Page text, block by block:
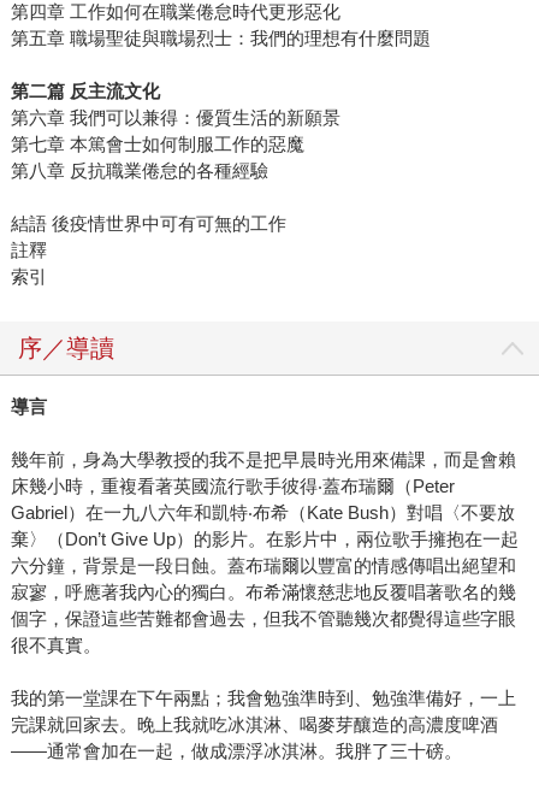
第四章 工作如何在職業倦怠時代更形惡化
第五章 職場聖徒與職場烈士：我們的理想有什麼問題
第二篇 反主流文化
第六章 我們可以兼得：優質生活的新願景
第七章 本篤會士如何制服工作的惡魔
第八章 反抗職業倦怠的各種經驗
結語 後疫情世界中可有可無的工作
註釋
索引
序／導讀
導言
幾年前，身為大學教授的我不是把早晨時光用來備課，而是會賴
床幾小時，重複看著英國流行歌手彼得‧蓋布瑞爾（Peter
Gabriel）在一九八六年和凱特‧布希（Kate Bush）對唱〈不要放
棄〉（Don’t Give Up）的影片。在影片中，兩位歌手擁抱在一起
六分鐘，背景是一段日蝕。蓋布瑞爾以豐富的情感傳唱出絕望和
寂寥，呼應著我內心的獨白。布希滿懷慈悲地反覆唱著歌名的幾
個字，保證這些苦難都會過去，但我不管聽幾次都覺得這些字眼
很不真實。
我的第一堂課在下午兩點；我會勉強準時到、勉強準備好，一上
完課就回家去。晚上我就吃冰淇淋、喝麥芽釀造的高濃度啤酒
——通常會加在一起，做成漂浮冰淇淋。我胖了三十磅。